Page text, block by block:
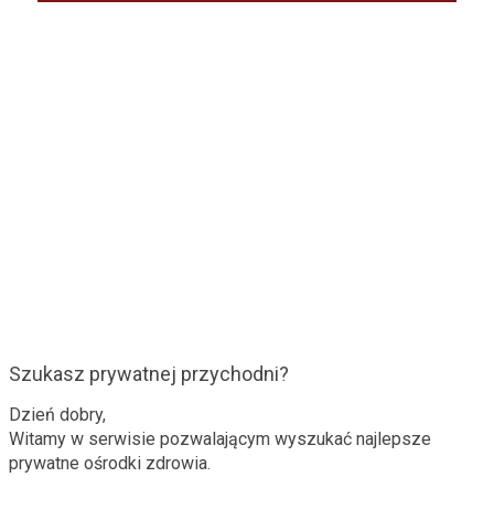
Szukasz prywatnej przychodni?
Dzień dobry,
Witamy w serwisie pozwalającym wyszukać najlepsze
prywatne ośrodki zdrowia.